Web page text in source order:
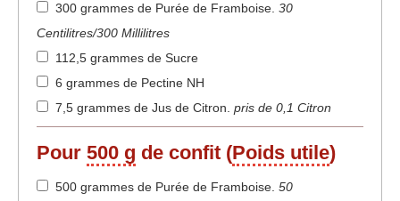
300 grammes de Purée de Framboise. 30
Centilitres/300 Millilitres
112,5 grammes de Sucre
6 grammes de Pectine NH
7,5 grammes de Jus de Citron. pris de 0,1 Citron
Pour 500 g de confit (Poids utile)
500 grammes de Purée de Framboise. 50